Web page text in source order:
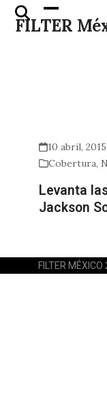
Skip
FILTER
Open
mobile
Close
mobile
10 abril, 2015
Cobertura,
Levanta
Jackson
FILTER